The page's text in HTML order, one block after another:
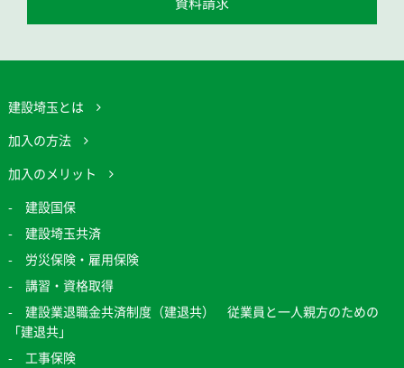
建設埼玉とは
加入の方法
加入のメリット
建設国保
建設埼玉共済
労災保険・雇用保険
講習・資格取得
建設業退職金共済制度（建退共） 従業員と一人親方のための
「建退共」
工事保険